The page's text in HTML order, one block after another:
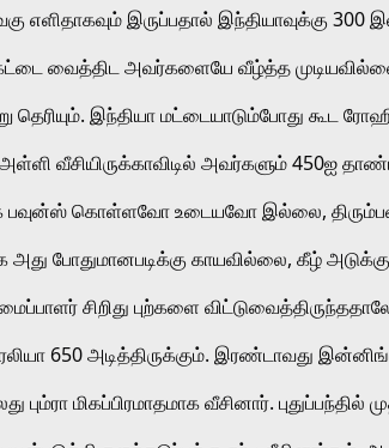
எளிதாகவும் இருப்பதால் இந்தியாவுக்கு 300
வைத்திட அவர்களையே வீழ்த்த
தெரியும். இந்தியா மட்டையாடும்போது கூட
வீசியிருக்காவிடில் அவர்களும் 450ஐ
பவுன்ஸ் கொள்ளவோ உடையவோ இல்லை,
போதுமானபடிக்கு காயவில்லை, கீழ்
சிறிது புற்களை
650 அடித்திருக்கும். இரண்டாவது
மிகப்பிரமாதமாக வீசினார்.